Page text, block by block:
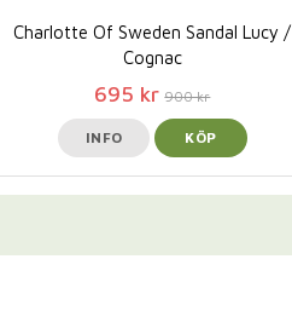
Charlotte Of Sweden Sandal Lucy /
Cognac
695 kr 900 kr
INFO KÖP